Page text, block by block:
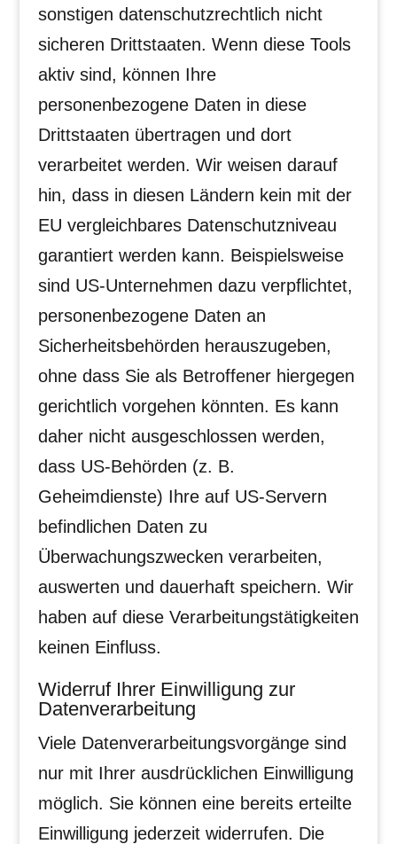
sonstigen datenschutzrechtlich nicht
sicheren Drittstaaten. Wenn diese Tools
aktiv sind, können Ihre
personenbezogene Daten in diese
Drittstaaten übertragen und dort
verarbeitet werden. Wir weisen darauf
hin, dass in diesen Ländern kein mit der
EU vergleichbares Datenschutzniveau
garantiert werden kann. Beispielsweise
sind US-Unternehmen dazu verpflichtet,
personenbezogene Daten an
Sicherheitsbehörden herauszugeben,
ohne dass Sie als Betroffener hiergegen
gerichtlich vorgehen könnten. Es kann
daher nicht ausgeschlossen werden,
dass US-Behörden (z. B.
Geheimdienste) Ihre auf US-Servern
befindlichen Daten zu
Überwachungszwecken verarbeiten,
auswerten und dauerhaft speichern. Wir
haben auf diese Verarbeitungstätigkeiten
keinen Einfluss.
Widerruf Ihrer Einwilligung zur
Datenverarbeitung
Viele Datenverarbeitungsvorgänge sind
nur mit Ihrer ausdrücklichen Einwilligung
möglich. Sie können eine bereits erteilte
Einwilligung jederzeit widerrufen. Die